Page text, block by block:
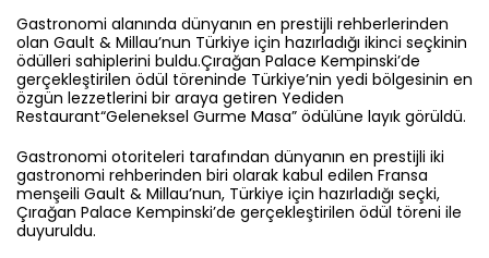
Gastronomi alanında dünyanın en prestijli rehberlerinden
olan Gault & Millau’nun Türkiye için hazırladığı ikinci seçkinin
ödülleri sahiplerini buldu.Çırağan Palace Kempinski’de
gerçekleştirilen ödül töreninde Türkiye’nin yedi bölgesinin en
özgün lezzetlerini bir araya getiren Yediden
Restaurant“Geleneksel Gurme Masa” ödülüne layık görüldü.
Gastronomi otoriteleri tarafından dünyanın en prestijli iki
gastronomi rehberinden biri olarak kabul edilen Fransa
menşeili Gault & Millau’nun, Türkiye için hazırladığı seçki,
Çırağan Palace Kempinski’de gerçekleştirilen ödül töreni ile
duyuruldu.